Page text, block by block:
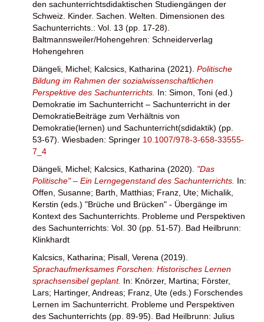
den sachunterrichtsdidaktischen Studiengängen der
Schweiz. Kinder. Sachen. Welten. Dimensionen des
Sachunterrichts.: Vol. 13 (pp. 17-28).
Baltmannsweiler/Hohengehren: Schneiderverlag
Hohengehren
Dängeli, Michel; Kalcsics, Katharina (2021). Politische
Bildung im Rahmen der sozialwissenschaftlichen
Perspektive des Sachunterrichts. In: Simon, Toni (ed.)
Demokratie im Sachunterricht – Sachunterricht in der
DemokratieBeiträge zum Verhältnis von
Demokratie(lernen) und Sachunterricht(sdidaktik) (pp.
53-67). Wiesbaden: Springer 10.1007/978-3-658-33555-
7_4
Dängeli, Michel; Kalcsics, Katharina (2020). "Das
Politische" – Ein Lerngegenstand des Sachunterrichts. In:
Offen, Susanne; Barth, Matthias; Franz, Ute; Michalik,
Kerstin (eds.) "Brüche und Brücken" - Übergänge im
Kontext des Sachunterrichts. Probleme und Perspektiven
des Sachunterrichts: Vol. 30 (pp. 51-57). Bad Heilbrunn:
Klinkhardt
Kalcsics, Katharina; Pisall, Verena (2019).
Sprachaufmerksames Forschen: Historisches Lernen
sprachsensibel geplant. In: Knörzer, Martina; Förster,
Lars; Hartinger, Andreas; Franz, Ute (eds.) Forschendes
Lernen im Sachunterricht. Probleme und Perspektiven
des Sachunterrichts (pp. 89-95). Bad Heilbrunn: Julius